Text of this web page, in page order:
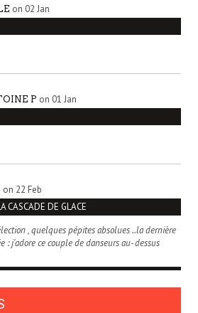
on 02 Jan
P on 01 Jan
on 22 Feb
CASCADE DE GLACE
, quelques pépites absolues ..la dernière
: j'adore ce couple de danseurs au- dessus